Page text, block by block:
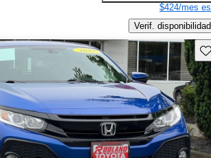
$424/mes
Verif. disponibilidad